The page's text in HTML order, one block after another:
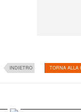
INDIETRO TORNA ALLA